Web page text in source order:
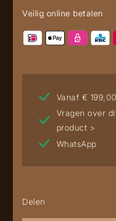
Veilig online betalen
Vanaf €
Vragen over
product >
WhatsApp
Delen